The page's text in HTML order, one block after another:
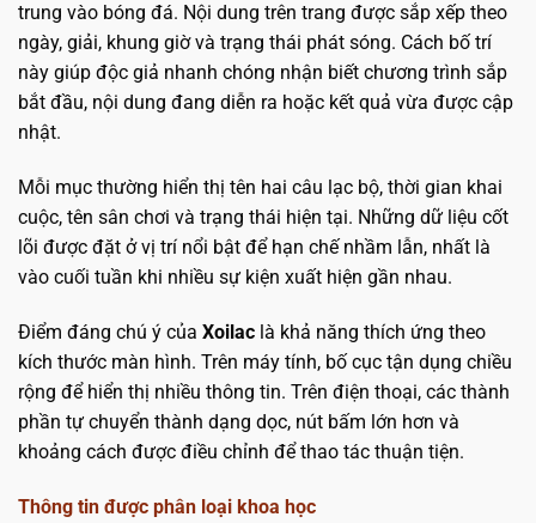
trung vào bóng đá. Nội dung trên trang được sắp xếp theo
ngày, giải, khung giờ và trạng thái phát sóng. Cách bố trí
này giúp độc giả nhanh chóng nhận biết chương trình sắp
bắt đầu, nội dung đang diễn ra hoặc kết quả vừa được cập
nhật.
Mỗi mục thường hiển thị tên hai câu lạc bộ, thời gian khai
cuộc, tên sân chơi và trạng thái hiện tại. Những dữ liệu cốt
lõi được đặt ở vị trí nổi bật để hạn chế nhầm lẫn, nhất là
vào cuối tuần khi nhiều sự kiện xuất hiện gần nhau.
Điểm đáng chú ý của Xoilac là khả năng thích ứng theo
kích thước màn hình. Trên máy tính, bố cục tận dụng chiều
rộng để hiển thị nhiều thông tin. Trên điện thoại, các thành
phần tự chuyển thành dạng dọc, nút bấm lớn hơn và
khoảng cách được điều chỉnh để thao tác thuận tiện.
Thông tin được phân loại khoa học